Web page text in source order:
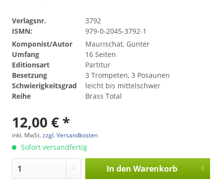
Verlagsnr.
3792
ISMN:
979-0-2045-3792-1
Komponist/Autor
Maurischat, Günter
Umfang
16 Seiten
Editionsart
Partitur
Besetzung
3 Trompeten, 3 Posaunen
Schwierigkeitsgrad
leicht bis mittelschwer
Reihe
Brass Total
12,00 € *
inkl. MwSt.zzgl. Versandkosten
Sofort versandfertig
In den Warenkorb